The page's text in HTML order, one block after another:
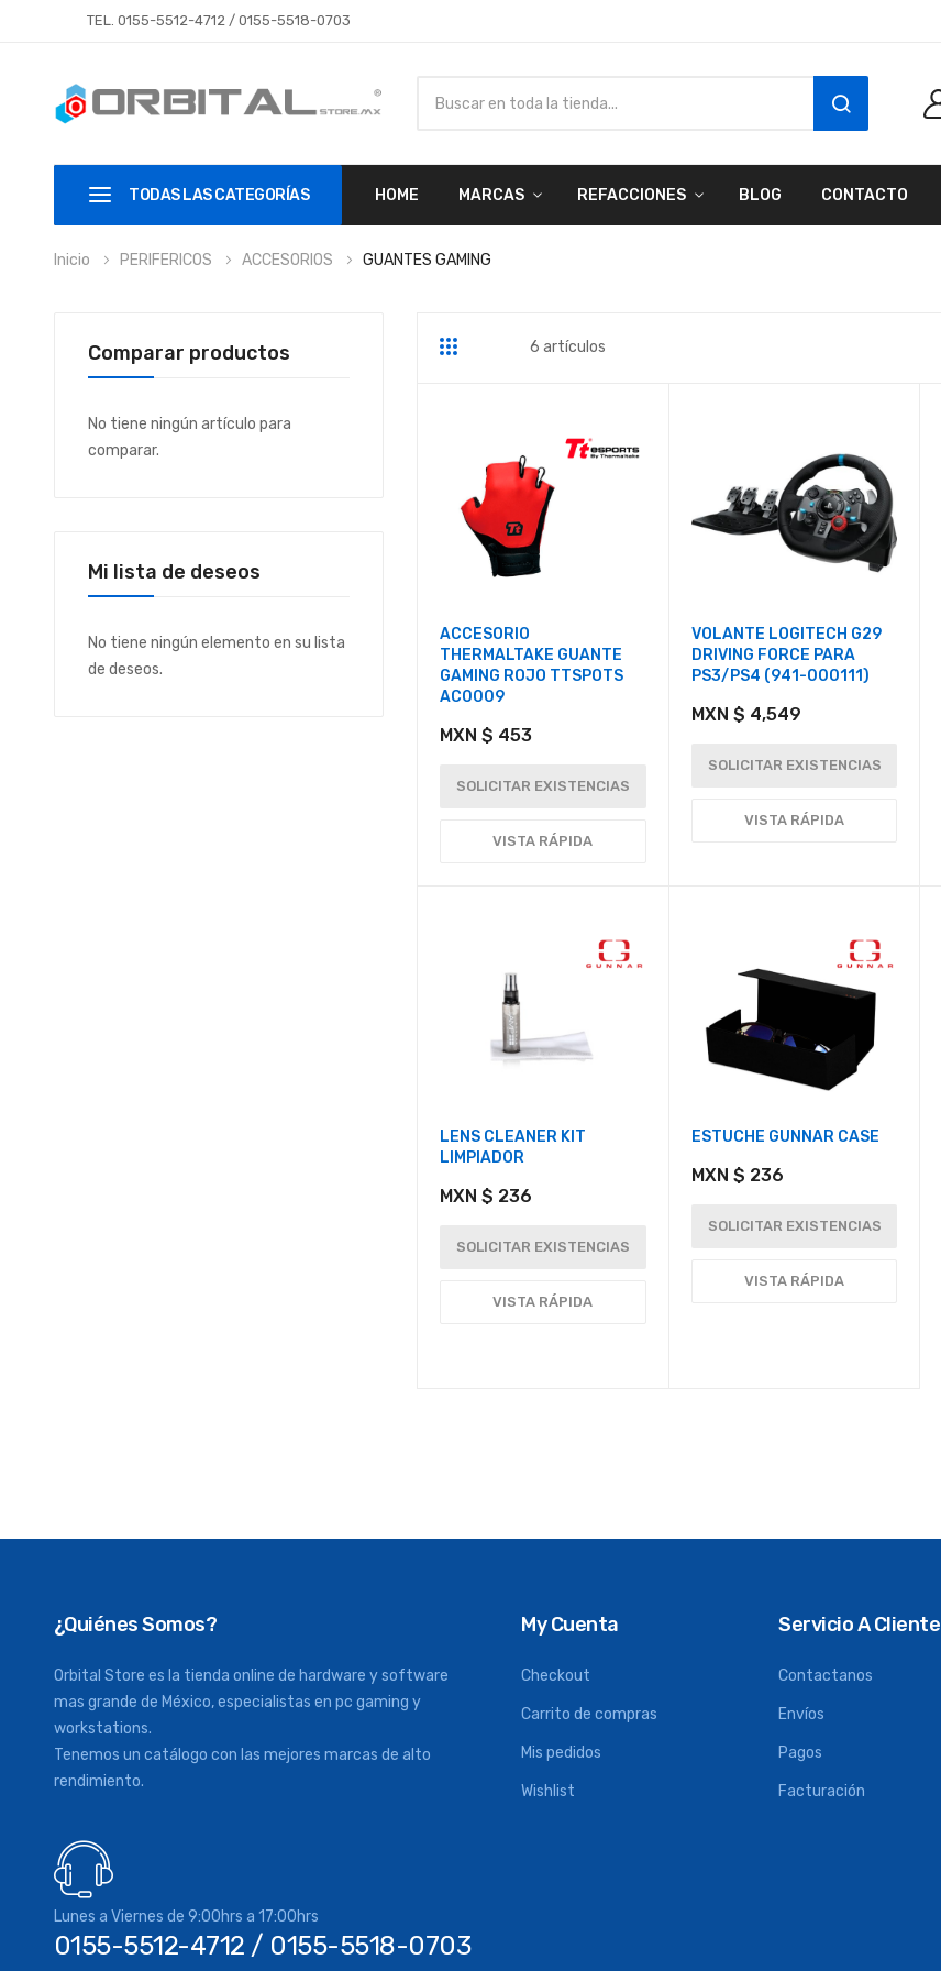
TEL. 0155-5512-4712/ 0155-5518-0703
SEARCH
TODAS LAS CATEGORÍAS HOME MARCAS REFACCIONES BLOG CONTACTO
Inicio PERIFERICOS ACCESORIOS GUANTES GAMING
Parrilla 6 artículos
ACCESORIO
THERMALTAKE GUANTE
GAMING ROJO TTSPOTS
AC0009
MXN $ 453
SOLICITAR EXISTENCIAS
VISTA RÁPIDA
VOLANTE LOGITECH G29
DRIVING FORCE PARA
PS3/PS4 (941-000111)
MXN $ 4,549
SOLICITAR EXISTENCIAS
VISTA RÁPIDA
LENS CLEANER KIT
LIMPIADOR
MXN $ 236
SOLICITAR EXISTENCIAS
VISTA RÁPIDA
ESTUCHE GUNNAR CASE
MXN $ 236
SOLICITAR EXISTENCIAS
VISTA RÁPIDA
Comparar productos
No tiene ningún artículo para
comparar.
Mi lista de deseos
No tiene ningún elemento en su lista
de deseos.
¿Quiénes Somos?
Orbital Store es la tienda online de hardware y software
mas grande de México, especialistas en pc gaming y
workstations.
Tenemos un catálogo con las mejores marcas de alto
rendimiento.
Lunes a Viernes de 9:00hrs a 17:00hrs
0155-5512-4712 / 0155-5518-0703
My Cuenta
Checkout
Carrito de compras
Mis pedidos
Wishlist
Servicio A Cliente
Contactanos
Envíos
Pagos
Facturación